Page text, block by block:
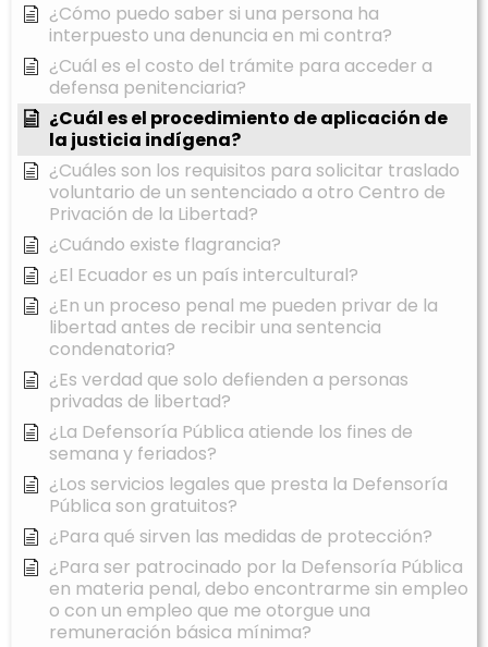
¿Cómo puedo saber si una persona ha
interpuesto una denuncia en mi contra?
¿Cuál es el costo del trámite para acceder a
defensa penitenciaria?
¿Cuál es el procedimiento de aplicación de
la justicia indígena?
¿Cuáles son los requisitos para solicitar traslado
voluntario de un sentenciado a otro Centro de
Privación de la Libertad?
¿Cuándo existe flagrancia?
¿El Ecuador es un país intercultural?
¿En un proceso penal me pueden privar de la
libertad antes de recibir una sentencia
condenatoria?
¿Es verdad que solo defienden a personas
privadas de libertad?
¿La Defensoría Pública atiende los fines de
semana y feriados?
¿Los servicios legales que presta la Defensoría
Pública son gratuitos?
¿Para qué sirven las medidas de protección?
¿Para ser patrocinado por la Defensoría Pública
en materia penal, debo encontrarme sin empleo
o con un empleo que me otorgue una
remuneración básica mínima?